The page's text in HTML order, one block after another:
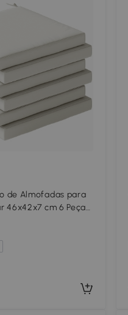
de Almofadas para
46x42x7 cm 6 Peças
Laços,
UV Creme